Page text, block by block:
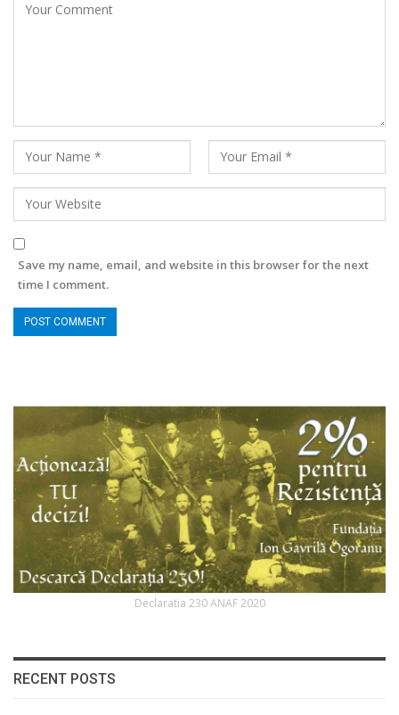
Save my name, email, and website in this browser for the next
time I comment.
Declaratia 230 ANAF 2020
RECENT POSTS